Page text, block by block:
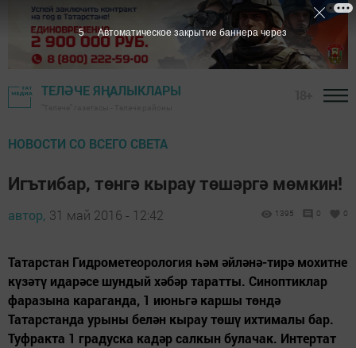
ТЕЛӘЧЕ ЯҢАЛЫКЛАРЫ
НОВОСТИ СО ВСЕГО СВЕТА
Игътибар, төнгә кырау төшәргә мөмкин!
автор, 31 май 2016 - 12:42 1395 0 0
Татарстан Гидрометеорология һәм әйләнә-тирә мохитне
күзәтү идарәсе шундый хәбәр таратты. Синоптиклар
фаразына караганда, 1 июньгә каршы төндә
Татарстанда урыны белән кырау төшү ихтималы бар.
Туфракта 1 градуска кадәр салкын булачак. Интертат
4 Автоматическое закрытие баннера через